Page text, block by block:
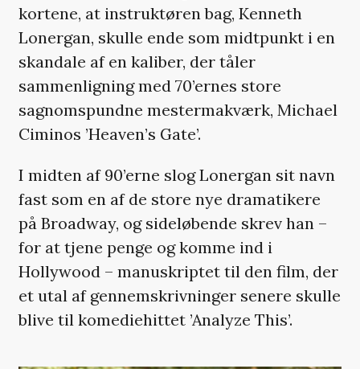
kortene, at instruktøren bag, Kenneth
Lonergan, skulle ende som midtpunkt i en
skandale af en kaliber, der tåler
sammenligning med 70’ernes store
sagnomspundne mestermakværk, Michael
Ciminos ’Heaven’s Gate’.
I midten af 90’erne slog Lonergan sit navn
fast som en af de store nye dramatikere
på Broadway, og sideløbende skrev han –
for at tjene penge og komme ind i
Hollywood – manuskriptet til den film, der
et utal af gennemskrivninger senere skulle
blive til komediehittet ’Analyze This’.